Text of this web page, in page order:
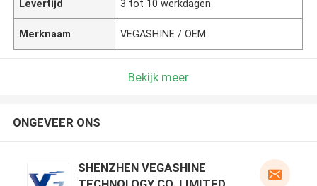
Levertijd 3 tot 10 werkdagen
Merknaam VEGASHINE / OEM
Bekijk meer
ONGEVEER ONS
SHENZHEN VEGASHINE